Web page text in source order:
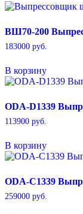
ВШ70-200
183000 руб.
В корзину
ODA-D1339
113900 руб.
В корзину
ODA-C1339
259000 руб.